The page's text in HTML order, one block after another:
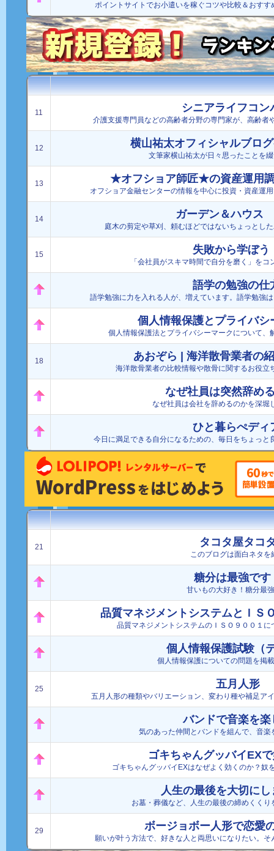
ポイントサイトでお小遣いを稼ぐコツや比較＆おす
11 シニアライフコン
介護支援専門員などの高齢者分野の専門家が、高齢者
12 横山祐太オフィシャルブロ
文筆家横山祐太が日々思ったことを
13 ★オフショア師匠★の資産運用
オフショア金融センターの情報を中心に投資・資産運
14 ガーデン＆ハウス
庭木の剪定や草刈、頼むほどではないちょっとし
15 失敗から学ぼう
「会社員がスキマ時間で自分を磨く」を
語学の勉強の仕
語学勉強に力を入れる人が、増えています。語学勉強
個人情報保護とプライバシ
個人情報保護法とプライバシーマークについて、
18 あおぞら | 海洋散骨業者の
海洋散骨業者の比較情報や散骨に関するお役立
なぜ社員は突然辞め
なぜ社員は会社を辞めるのかを深堀
ひと暮らぺディ
今日に満足できる自分になるための、毎日をちょっと
21 タコタ屋タコ
このブログは面白ネタを
糖分は最強です
甘いもの大好き！糖分最
品質マネジメントシステムとＩＳ
品質マネジメントシステムのＩＳＯ９００１
個人情報保護試験（
個人情報保護についての問題を掲
25 五月人形
五月人形の種類やバリエーション、変わり種や補足ア
バンドで音楽を楽
気のあった仲間とバンドを組んで、音楽
ゴキちゃんグッバイEX
ゴキちゃんグッバイEXはなぜよく効くのか？奴
人生の最後を大切にし
お墓・葬儀など、人生の最後の締めくくり
29 ボージョボー人形で恋愛
願いが叶う方法で、好きな人と両思いになりたい。